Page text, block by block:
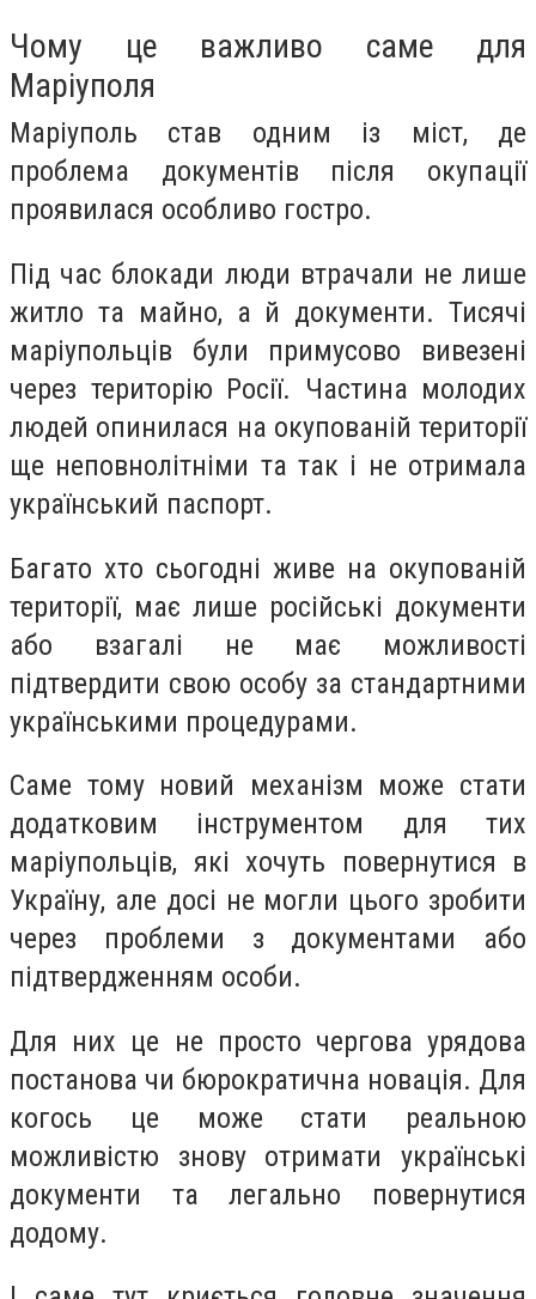
Чому це важливо саме для
Маріуполя
Маріуполь став одним із міст, де
проблема документів після окупації
проявилася особливо гостро.
Під час блокади люди втрачали не лише
житло та майно, а й документи. Тисячі
маріупольців були примусово вивезені
через територію Росії. Частина молодих
людей опинилася на окупованій території
ще неповнолітніми та так і не отримала
український паспорт.
Багато хто сьогодні живе на окупованій
території, має лише російські документи
або взагалі не має можливості
підтвердити свою особу за стандартними
українськими процедурами.
Саме тому новий механізм може стати
додатковим інструментом для тих
маріупольців, які хочуть повернутися в
Україну, але досі не могли цього зробити
через проблеми з документами або
підтвердженням особи.
Для них це не просто чергова урядова
постанова чи бюрократична новація. Для
когось це може стати реальною
можливістю знову отримати українські
документи та легально повернутися
додому.